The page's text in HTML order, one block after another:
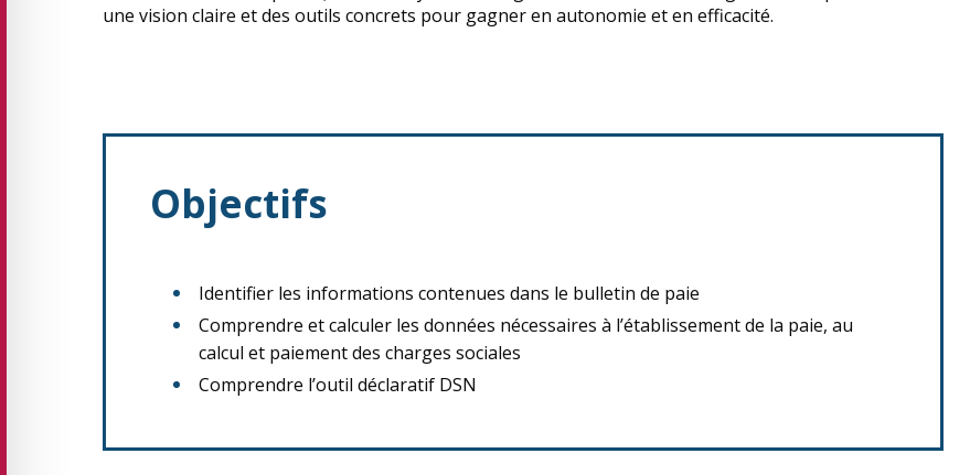
une vision claire et des outils concrets pour gagner en autonomie et en efficacité.
Objectifs
Identifier les informations contenues dans le bulletin de paie
Comprendre et calculer les données nécessaires à l’établissement de la paie, au
calcul et paiement des charges sociales
Comprendre l’outil déclaratif DSN